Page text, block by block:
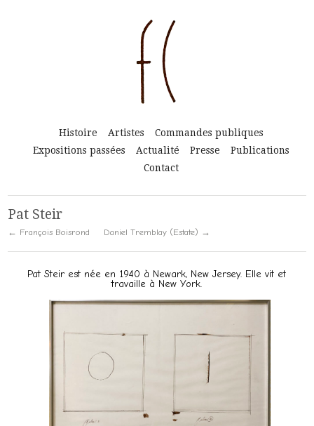
Histoire Artistes
Commandes publiques
Expositions passées
Actualité Presse
Publications
Contact
Pat Steir
← François Boisrond Daniel Tremblay (Estate) →
Pat Steir est née en 1940 à Newark, New Jersey. Elle vit et
travaille à New York.